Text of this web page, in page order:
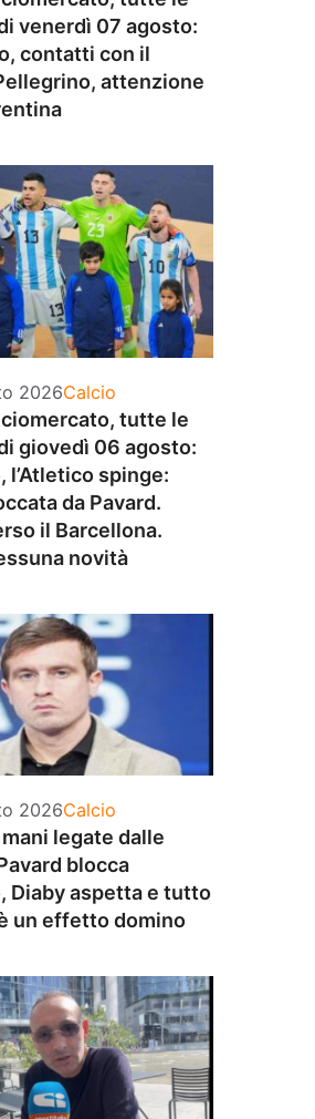
venerdì 07 agosto:
contatti con il
attenzione
2026Categorie
Calcio
tutte le
giovedì 06 agosto:
l’Atletico spinge:
da Pavard.
il Barcellona.
novità
2026Categorie
Calcio
legate dalle
blocca
Diaby aspetta e tutto
un effetto domino